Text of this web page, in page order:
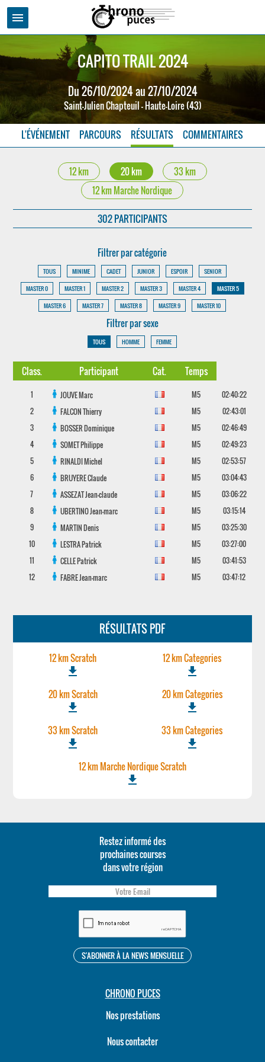
menu
CAPITO TRAIL 2024
Du 26/10/2024 au 27/10/2024
Saint-Julien Chapteuil - Haute-Loire (43)
L'ÉVÉNEMENT PARCOURS RÉSULTATS COMMENTAIRES
12 km 20 km
33 km
12 km Marche Nordique
302 PARTICIPANTS
Filtrer par catégorie
TOUS MINIME CADET JUNIOR ESPOIR
SENIOR
MASTER 0
MASTER 1 MASTER 2 MASTER 3 MASTER 4
MASTER 5
MASTER 6
MASTER 7 MASTER 8 MASTER 9 MASTER 10
Filtrer par sexe
TOUS HOMME FEMME
Class. Participant Cat. Temps
1 JOUVEMarc M5
02:40:22
2
FALCONThierry M5
02:43:01
3
BOSSERDominique M5
02:46:49
4
SOMETPhilippe M5
02:49:23
5
RINALDIMichel M5
02:53:57
6
BRUYEREClaude M5
03:04:43
7
ASSEZATJean-claude M5
03:06:22
8
UBERTINOJean-marc M5
03:15:14
9
MARTINDenis M5
03:25:30
10
LESTRAPatrick M5
03:27:00
11
CELLEPatrick M5
03:41:53
12
FABREJean-marc M5 03:47:12
RÉSULTATS PDF
12 km Scratch
file_download
12 km Categories
file_download
20 km Scratch
file_download
20 km Categories
file_download
33 km Scratch
file_download
33 km Categories
file_download
12 km Marche Nordique Scratch
file_download
Restez informé des
prochaines courses
dans votre région
CHRONO PUCES
Nos prestations
Nous contacter